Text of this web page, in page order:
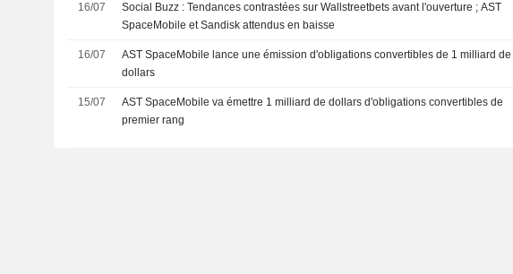
16/07
Social Buzz : Tendances contrastées sur Wallstreetbets avant l'ouverture ; AST
SpaceMobile et Sandisk attendus en baisse
16/07
AST SpaceMobile lance une émission d'obligations convertibles de 1 milliard de
dollars
15/07
AST SpaceMobile va émettre 1 milliard de dollars d'obligations convertibles de
premier rang